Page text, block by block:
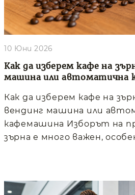
Как да изберем кафе на
машина или автоматична
10 Юни 2026
Как да изберем кафе на
вендинг машина или
кафемашина Изборът на
зърна е много важен,